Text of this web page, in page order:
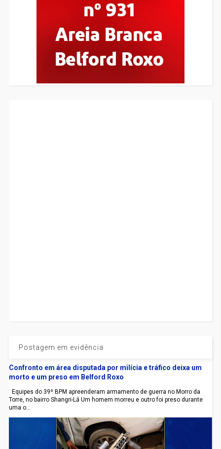
Postagem em evidência
Confronto em área disputada por milícia e tráfico deixa um
morto e um preso em Belford Roxo
Equipes do 39º BPM apreenderam armamento de guerra no Morro da
Torre, no bairro Shangri-Lá Um homem morreu e outro foi preso durante
uma o...